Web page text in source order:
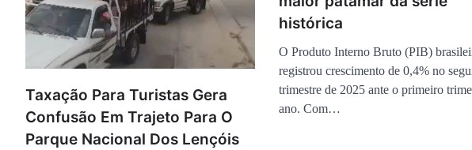
Taxação Para Turistas Gera
Confusão Em Trajeto Para O
Parque Nacional Dos Lençóis
histórica
O Produto Interno Bruto (PIB)
registrou crescimento de 0,4% no
trimestre de 2025 ante o primeiro
ano. Com…